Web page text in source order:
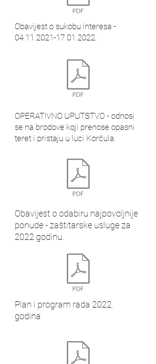
Obavijest o sukobu interesa -
04.11.2021-17.01.2022.
OPERATIVNO UPUTSTVO - odnosi
se na brodove koji prenose opasni
teret i pristaju u luci Korčula.
Obavijest o odabiru najpovoljnije
ponude - zaštitarske usluge za
2022 godinu.
Plan i program rada 2022.
godina